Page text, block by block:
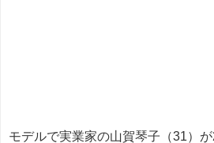
モデルで実業家の山賀琴子（31）